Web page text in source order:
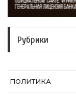
Рубрики
ПОЛИТИКА